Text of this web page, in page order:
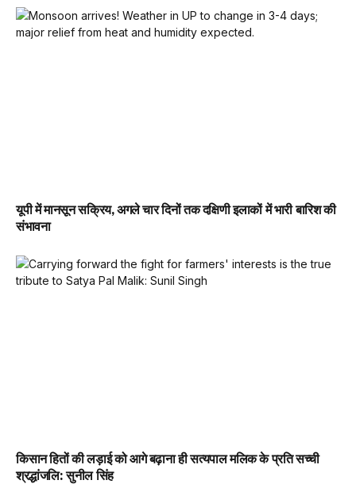
यूपी में मानसून सक्रिय, अगले चार दिनों तक दक्षिणी इलाकों में भारी बारिश की
संभावना
किसान हितों की लड़ाई को आगे बढ़ाना ही सत्यपाल मलिक के प्रति सच्ची
श्रद्धांजलि: सुनील सिंह